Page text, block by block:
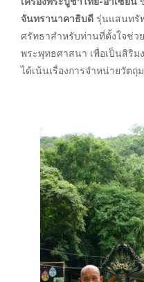
จันทรานาคาธิบดี รุ่นแสนทรั
ศรัทธาสำหรับท่านที่ตั้งใจช่ว
พระพุทธศาสนา เพื่อเป็นสิริ
ได้เน้นเรื่องการจำหน่ายวัตถุ